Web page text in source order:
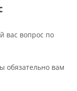
вас вопрос по
обязательно вам